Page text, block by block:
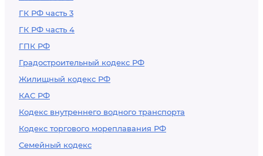
ГК РФ часть 3
ГК РФ часть 4
ГПК РФ
Градостроительный кодекс РФ
Жилищный кодекс РФ
КАС РФ
Кодекс внутреннего водного транспорта
Кодекс торгового мореплавания РФ
Семейный кодекс